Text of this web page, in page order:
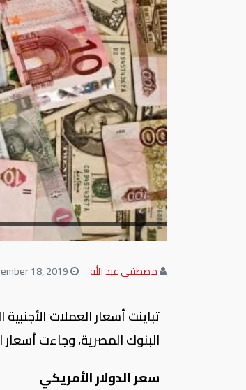
مصطفى عبد الله
البنوك المصرية، وجاءت أسعار
سعر الدولار الأمريكي